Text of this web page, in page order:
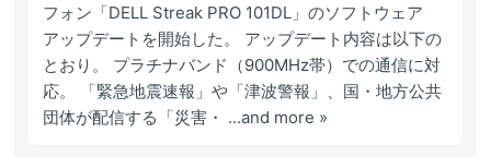
フォン「DELL Streak PRO 101DL」のソフトウェア
アップデートを開始した。 アップデート内容は以下の
とおり。 プラチナバンド（900MHz帯）での通信に対
応。 「緊急地震速報」や「津波警報」、国・地方公共
団体が配信する「災害・ ...and more »